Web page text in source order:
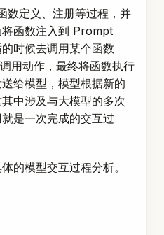
数定义、注册等过程，并
函数注入到 Prompt
时候去调用某个函数
用动作，最终将函数执行
给模型，模型根据新的
中涉及与大模型的多次
是一次完成的交互过
的模型交互过程分析。